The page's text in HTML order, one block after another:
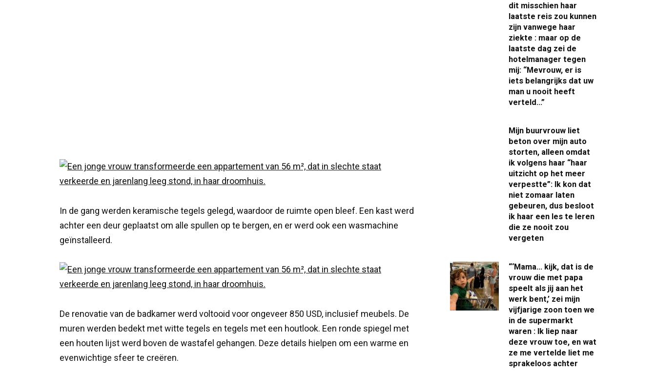
In de gang werden keramische tegels gelegd, waardoor de ruimte open bleef. Een kast werd
achter een deur geplaatst om alle spullen op te bergen, en er werd ook een wasmachine
geïnstalleerd.
De renovatie van de badkamer werd voltooid voor ongeveer 850 USD, inclusief meubels. De
muren werden bedekt met witte tegels en tegels met een houtlook. Een ronde spiegel met
een houten lijst werd boven de wastafel gehangen. Deze details hielpen om een warme en
evenwichtige sfeer te creëren.
dit misschien haar
laatste reis zou kunnen
zijn vanwege haar
ziekte : maar op de
laatste dag zei de
hotelmanager tegen
mij: “Mevrouw, er is
iets belangrijks dat uw
man u nooit heeft
verteld…”
Mijn buurvrouw liet
beton over mijn auto
storten, alleen omdat
ik volgens haar “haar
uitzicht op het meer
verpestte”: Ik kon dat
niet zomaar laten
gebeuren, dus besloot
ik haar een les te leren
die ze nooit zou
vergeten
“‘Mama… kijk, dat is de
vrouw die met papa
speelt als jij aan het
werk bent,’ zei mijn
vijfjarige zoon toen we
in de supermarkt
waren : Ik liep naar
deze vrouw toe, en wat
ze me vertelde liet me
sprakeloos achter